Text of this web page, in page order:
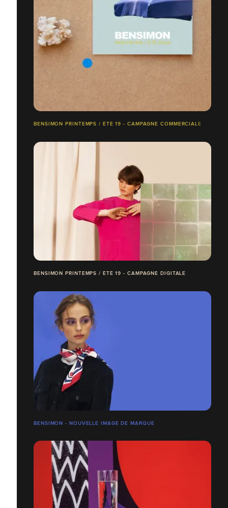
BENSIMON PRINTEMPS / ÉTÉ 19 - CAMPAGNE COMMERCIALE
BENSIMON PRINTEMPS / ÉTÉ 19 - CAMPAGNE DIGITALE
BENSIMON - NOUVELLE IMAGE DE MARQUE